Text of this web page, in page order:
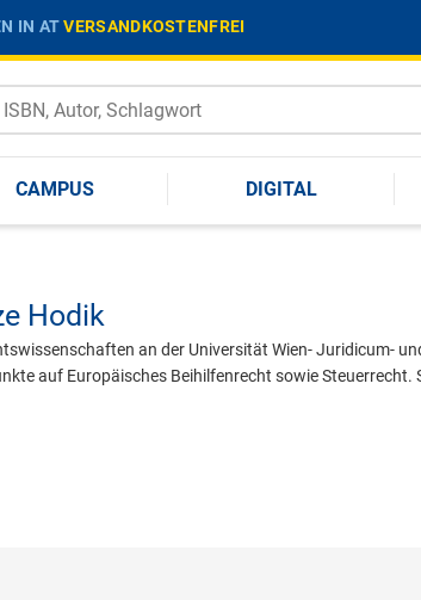
IN ATVERSANDKOSTENFREI
CAMPUS DIGITAL
Hodik
an der Universität Wien- Juridicum-
auf Europäisches Beihilfenrecht sowie